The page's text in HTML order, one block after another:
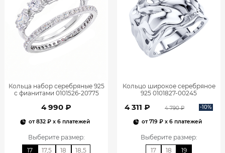
Кольца набор серебряные 925
с фианитами 0101526-20775
4 990 ₽
от832 ₽ x 6 платежей
Выберите размер:
17
17,5 18 18,5
Кольцо широкое серебряное
925 0101827-00245
4 311 ₽ 4 790 ₽ -10%
от719 ₽ x 6 платежей
Выберите размер:
17
18 19